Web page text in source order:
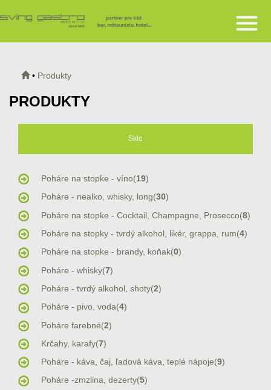
• Produkty
PRODUKTY
Sklo
Poháre na stopke - víno(19)
Poháre - nealko, whisky, long(30)
Poháre na stopke - Cocktail, Champagne, Prosecco(8)
Poháre na stopky - tvrdý alkohol, likér, grappa, rum(4)
Poháre na stopke - brandy, koňak(0)
Poháre - whisky(7)
Poháre - tvrdý alkohol, shoty(2)
Poháre - pivo, voda(4)
Poháre farebné(2)
Krčahy, karafy(7)
Poháre - káva, čaj, ľadová káva, teplé nápoje(9)
Poháre -zmzlina, dezerty(5)